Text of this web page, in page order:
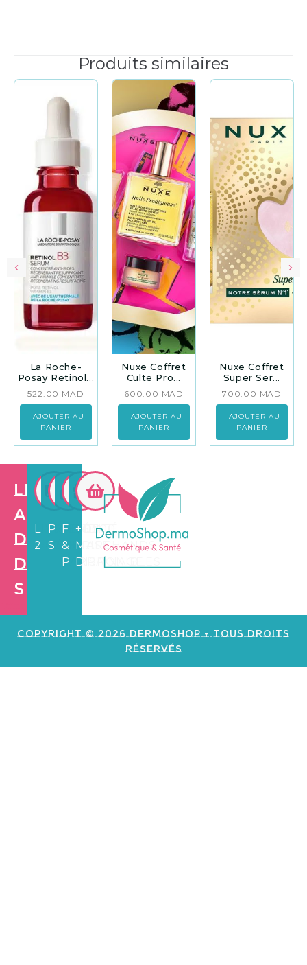
Produits similaires
La Roche-
Posay Retinol...
522.00 MAD
AJOUTER AU
PANIER
Nuxe Coffret
Culte Pro...
600.00 MAD
AJOUTER AU
PANIER
Nuxe Coffret
Super Ser...
700.00 MAD
AJOUTER AU
PANIER
Les
avantages
de
Dermo
Shop
LIVRAISON
24/72H
PAIEMENT
SÉCURISÉ
FIDÉLITÉ
&
PARRAINAGE
+3.500
MARCHANDS
DISPONIBLES
Copyright © 2026 Dermoshop - Tous Droits
Réservés